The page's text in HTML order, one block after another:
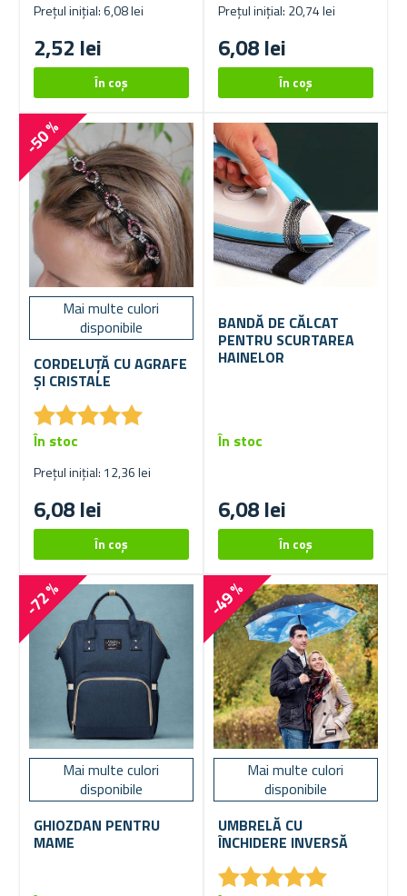
Prețul inițial: 6,08 lei
2,52 lei
Prețul inițial: 20,74 lei
6,08 lei
-50 %
Mai multe culori
disponibile
CORDELUȚĂ CU AGRAFE
ȘI CRISTALE
★★★★★
★★★★★
Prețul inițial: 12,36 lei
6,08 lei
În stoc
BANDĂ DE CĂLCAT
PENTRU SCURTAREA
HAINELOR
6,08 lei
În stoc
-72 %
Mai multe culori
disponibile
GHIOZDAN PENTRU
MAME
-49 %
Mai multe culori
disponibile
UMBRELĂ CU
ÎNCHIDERE INVERSĂ
★★★★★
★★★★★